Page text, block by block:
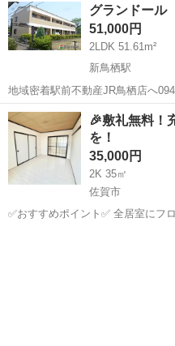
グランドール
51,000円
2LDK 51.61m²
新鳥栖駅
地域密着駅前不動産JR鳥栖店へ
佐賀 鳥栖市 新鳥栖駅
🎉敷礼無料！
を！
35,000円
2K 35㎡
佐賀市
✅おすすめポイント✅ 全居室にフ